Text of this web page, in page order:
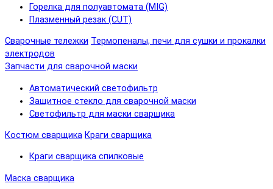
Горелка для полуавтомата (MIG)
Плазменный резак (CUT)
Сварочные тележки Термопеналы, печи для сушки и прокалки
электродов
Запчасти для сварочной маски
Автоматический светофильтр
Защитное стекло для сварочной маски
Светофильтр для маски сварщика
Костюм сварщика Краги сварщика
Краги сварщика спилковые
Маска сварщика